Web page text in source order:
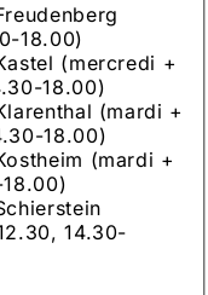
18.00)
(mercredi +
18.00)
(mardi +
18.00)
(mardi +
14.30-